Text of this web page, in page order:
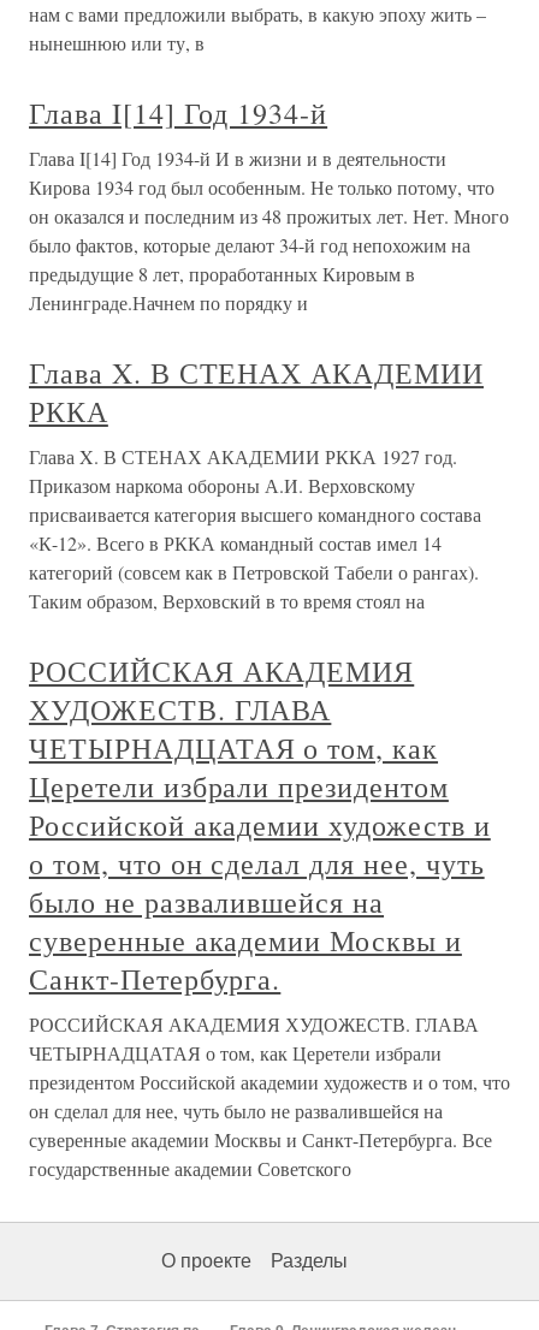
нам с вами предложили выбрать, в какую эпоху жить –
нынешнюю или ту, в
Глава I[14] Год 1934-й
Глава I[14] Год 1934-й И в жизни и в деятельности
Кирова 1934 год был особенным. Не только потому, что
он оказался и последним из 48 прожитых лет. Нет. Много
было фактов, которые делают 34-й год непохожим на
предыдущие 8 лет, проработанных Кировым в
Ленинграде.Начнем по порядку и
Глава X. В СТЕНАХ АКАДЕМИИ
РККА
Глава X. В СТЕНАХ АКАДЕМИИ РККА 1927 год.
Приказом наркома обороны А.И. Верховскому
присваивается категория высшего командного состава
«К-12». Всего в РККА командный состав имел 14
категорий (совсем как в Петровской Табели о рангах).
Таким образом, Верховский в то время стоял на
РОССИЙСКАЯ АКАДЕМИЯ
ХУДОЖЕСТВ. ГЛАВА
ЧЕТЫРНАДЦАТАЯ о том, как
Церетели избрали президентом
Российской академии художеств и
о том, что он сделал для нее, чуть
было не развалившейся на
суверенные академии Москвы и
Санкт-Петербурга.
РОССИЙСКАЯ АКАДЕМИЯ ХУДОЖЕСТВ. ГЛАВА
ЧЕТЫРНАДЦАТАЯ о том, как Церетели избрали
президентом Российской академии художеств и о том, что
он сделал для нее, чуть было не развалившейся на
суверенные академии Москвы и Санкт-Петербурга. Все
государственные академии Советского
О проекте Разделы